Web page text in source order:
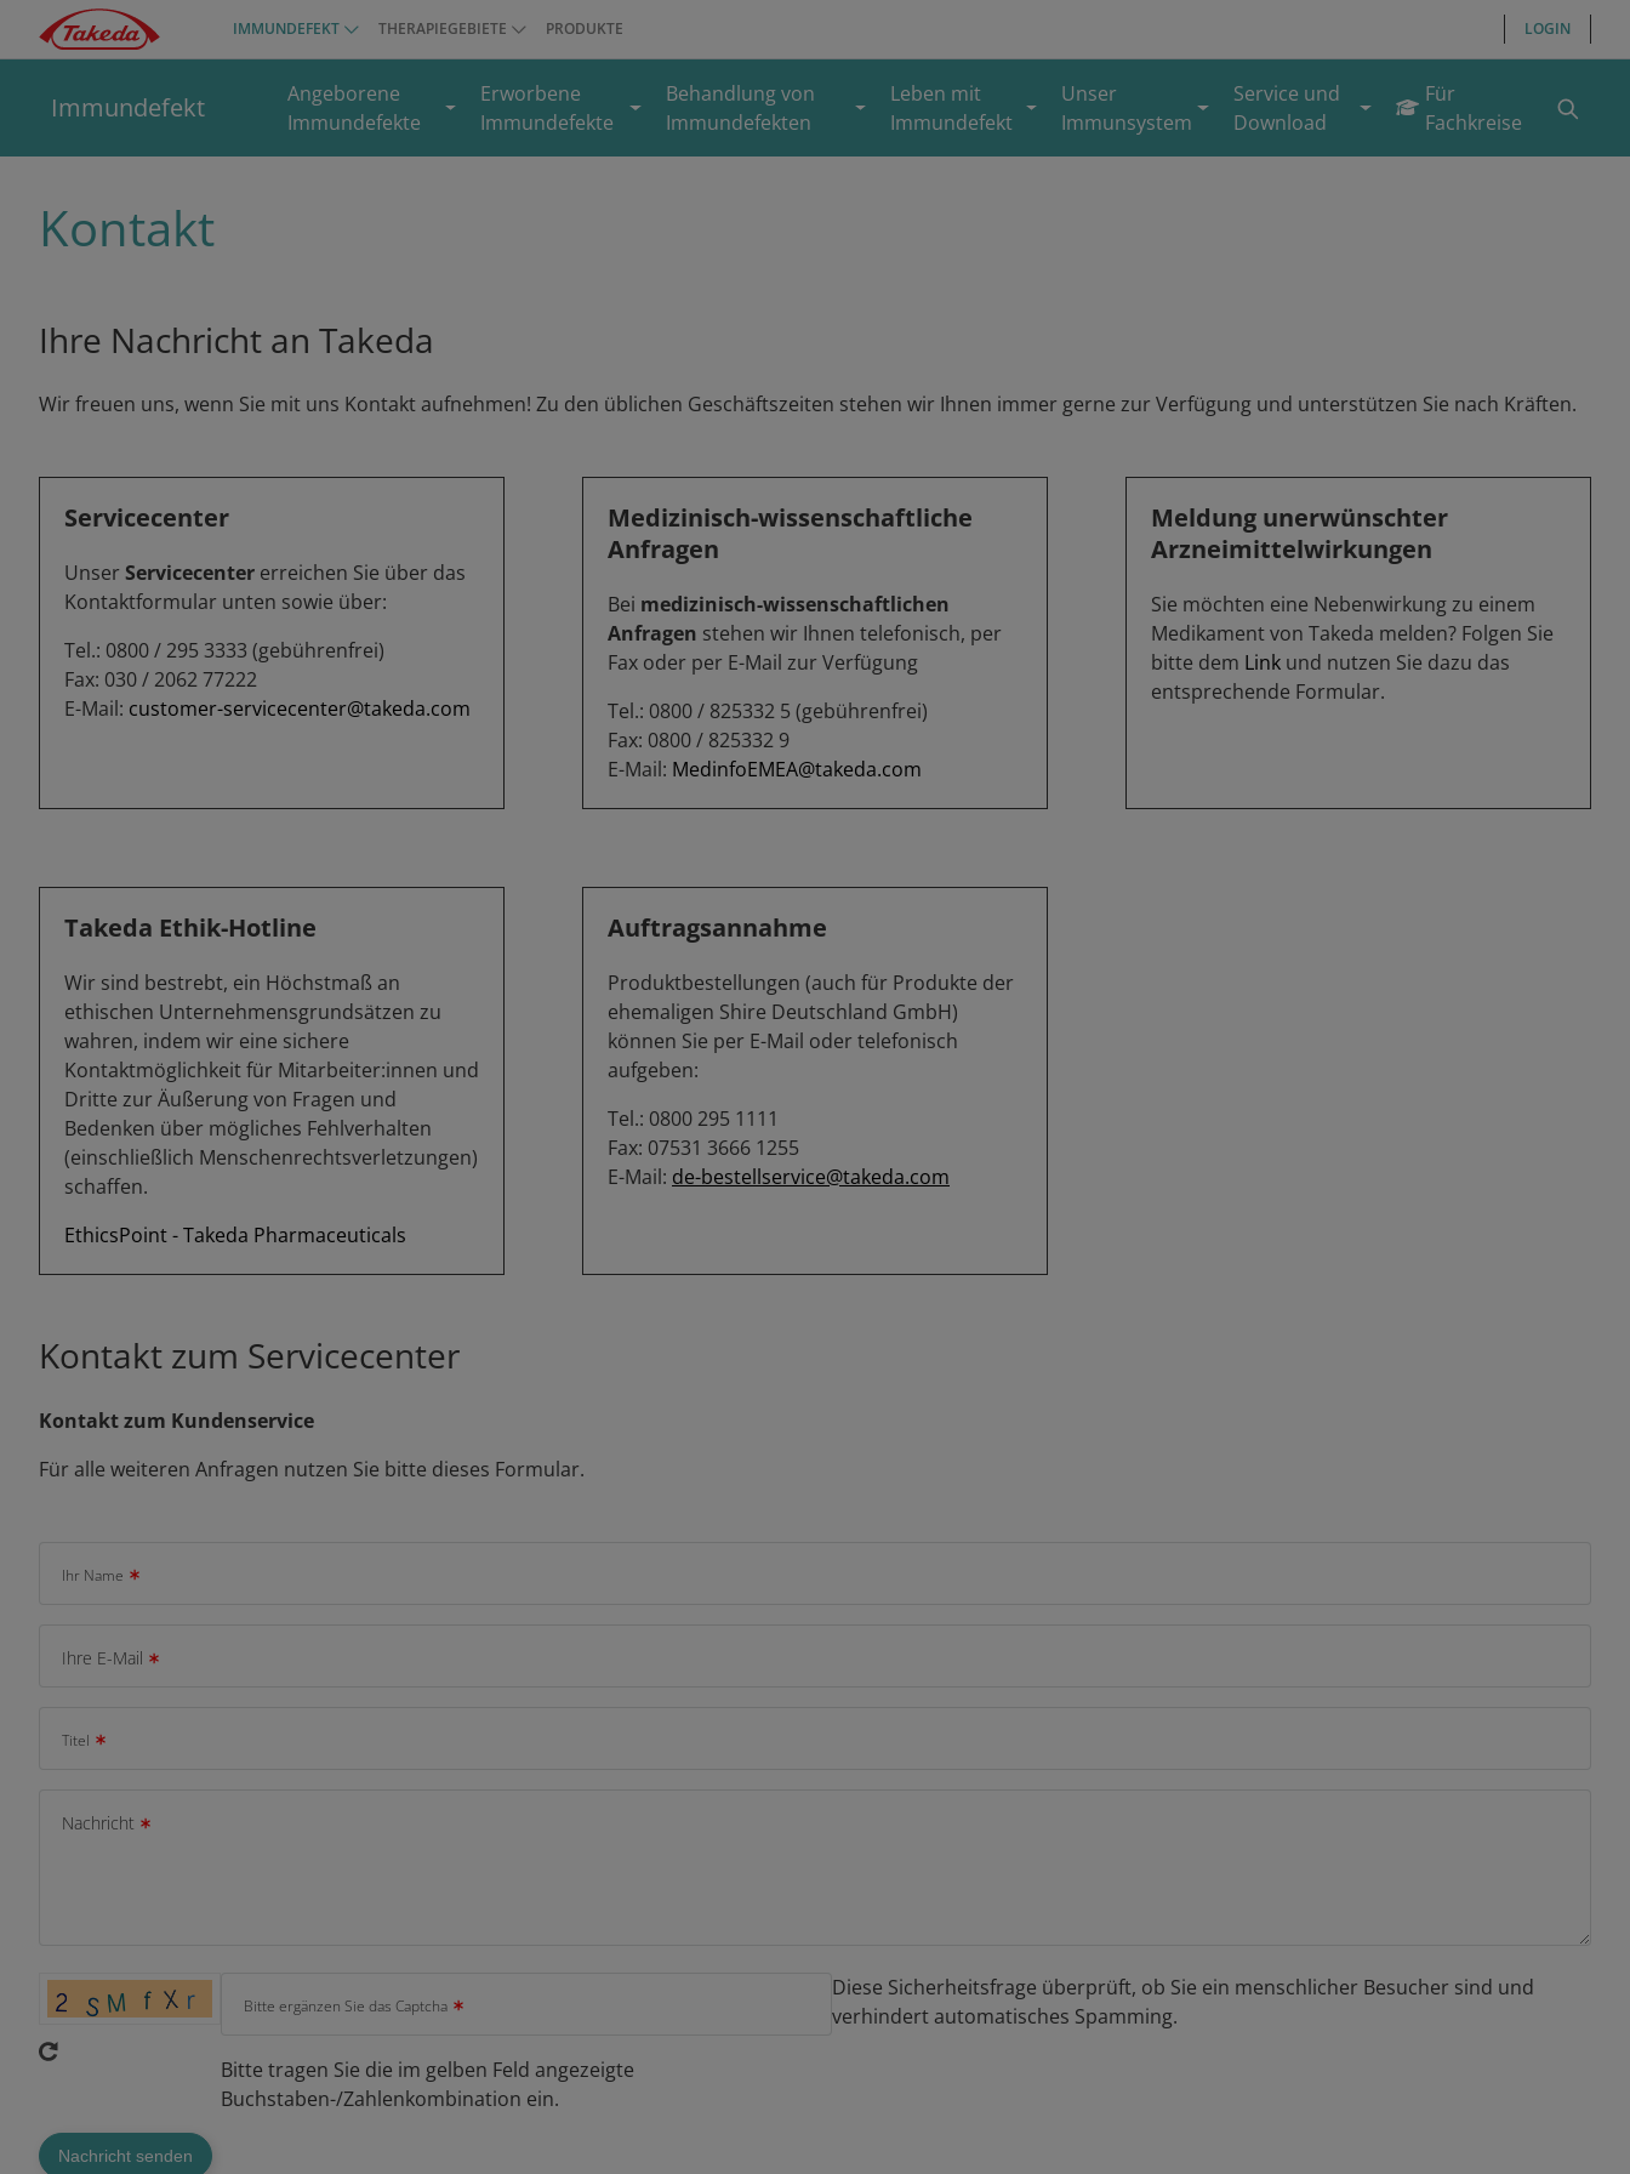
zum
Top
menu
IMMUNDEFEKT THERAPIEGEBIETE PRODUKTE LOGIN
Immundefekt
Angeborene
Immundefekte
Erworbene
Immundefekte
Behandlung von
Immundefekten
Leben mit
Immundefekt
Unser
Immunsystem
Service und
Download
Für
Fachkreise
Kontakt
Ihre Nachricht an Takeda
Wir freuen uns, wenn Sie mit uns Kontakt aufnehmen! Zu den üblichen Geschäftszeiten stehen wir Ihnen immer gerne zur Verfügung und unterstützen Sie nach Kräften.
Servicecenter
Unser Servicecenter erreichen Sie über das
Kontaktformular unten sowie über:
Tel.: 0800 / 295 3333 (gebührenfrei)
Fax: 030 / 2062 77222
E-Mail: customer-servicecenter@takeda.com
Medizinisch-wissenschaftliche
Anfragen
Bei medizinisch-wissenschaftlichen
Anfragen stehen wir Ihnen telefonisch, per
Fax oder per E-Mail zur Verfügung
Tel.: 0800 / 825332 5 (gebührenfrei)
Fax: 0800 / 825332 9
E-Mail: MedinfoEMEA@takeda.com
Meldung unerwünschter
Arzneimittelwirkungen
Sie möchten eine Nebenwirkung zu einem
Medikament von Takeda melden? Folgen Sie
bitte dem Link und nutzen Sie dazu das
entsprechende Formular.
Takeda Ethik-Hotline
Wir sind bestrebt, ein Höchstmaß an
ethischen Unternehmensgrundsätzen zu
wahren, indem wir eine sichere
Kontaktmöglichkeit für Mitarbeiter:innen und
Dritte zur Äußerung von Fragen und
Bedenken über mögliches Fehlverhalten
(einschließlich Menschenrechtsverletzungen)
schaffen.
EthicsPoint - Takeda Pharmaceuticals
Auftragsannahme
Produktbestellungen (auch für Produkte der
ehemaligen Shire Deutschland GmbH)
können Sie per E-Mail oder telefonisch
aufgeben:
Tel.: 0800 295 1111
Fax: 07531 3666 1255
E-Mail: de-bestellservice@takeda.com
Kontakt zum Servicecenter
Kontakt zum Kundenservice
Für alle weiteren Anfragen nutzen Sie bitte dieses Formular.
Ihr Name
Ihre E-Mail
Titel
Nachricht
Bitte ergänzen Sie das Captcha
Bitte tragen Sie die im gelben Feld angezeigte
Buchstaben-/Zahlenkombination ein.
Diese Sicherheitsfrage überprüft, ob Sie ein menschlicher Besucher sind und
verhindert automatisches Spamming.